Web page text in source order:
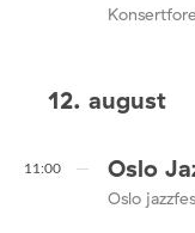
12. august
11:00 Oslo
Oslo